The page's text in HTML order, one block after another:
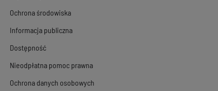
Ochrona środowiska
Informacja publiczna
Dostępność
Nieodpłatna pomoc prawna
Ochrona danych osobowych